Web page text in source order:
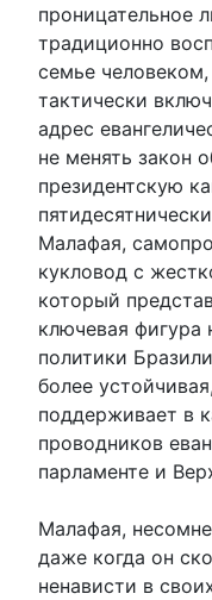
проницательное
традиционно
семье
тактически
адрес
не менять закон
президентскую
Малафая,
кукловод с
который
ключевая фигура
политики
более
поддерживает в
проводников
парламенте и
Малафая,
даже когда он
ненависти в